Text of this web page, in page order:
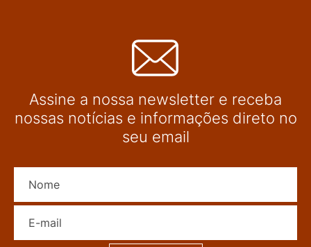
Assine a nossa newsletter e receba
nossas notícias e informações direto no
seu email